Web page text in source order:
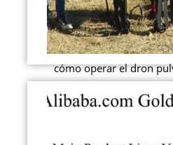
cómo operar el dron